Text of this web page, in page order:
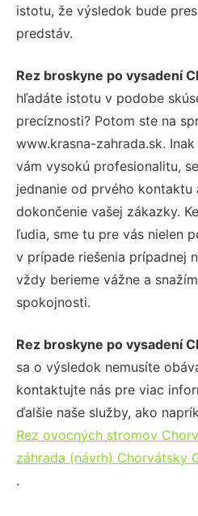
istotu, že výsledok bude
predstáv.
Rez broskyne po vysadení
hľadáte istotu v podobe
precíznosti? Potom ste na
www.krasna-zahrada.sk.
vám vysokú profesionalitu,
jednanie od prvého kontaktu
dokončenie vašej zákazky.
ľudia, sme tu pre vás nielen
v prípade riešenia prípadnej
vždy berieme vážne a
spokojnosti.
Rez broskyne po vysadení
sa o výsledok nemusíte
kontaktujte nás pre viac
ďalšie naše služby, ako
Rez ovocných stromov
záhrada (návrh) Chorvátsky
.